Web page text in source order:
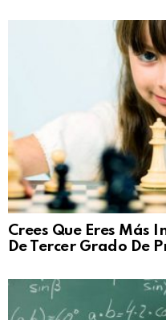
Crees Que Eres Más
De Tercer Grado De